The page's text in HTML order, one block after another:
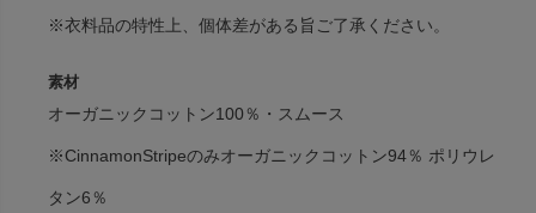
※衣料品の特性上、個体差がある旨ご了承ください。
素材
オーガニックコットン100％・スムース
※CinnamonStripeのみオーガニックコットン94％ ポリウレ
タン6％